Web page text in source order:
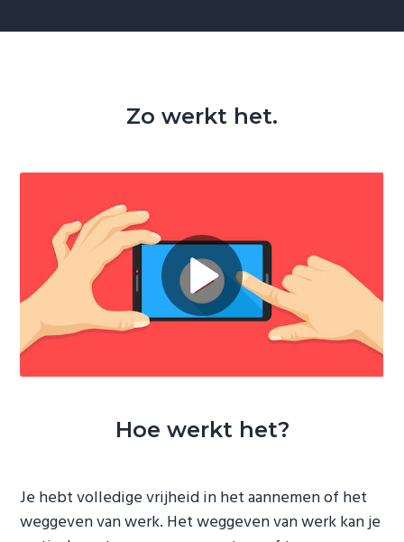
Zo werkt het.
Hoe werkt het?
Je hebt volledige vrijheid in het aannemen of het
weggeven van werk. Het weggeven van werk kan je